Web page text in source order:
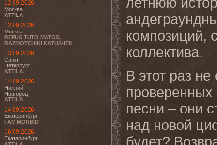
12.09.2026
Москва
ATTILA
12.09.2026
Москва
REPUS TUTO MATOS,
RAZMOTCHIKI KATUSHEK
13.09.2026
Санкт-
Петербург
ATTILA
14.09.2026
Нижний
Новгород
ATTILA
14.09.2026
Екатеринбург
I AM MORBID
16.09.2026
Екатеринбург
композиций,
коллектива.
В этот раз
проверенных
песни – они
над новой
будет?